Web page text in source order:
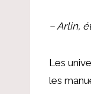
– Arlin,
Les
les